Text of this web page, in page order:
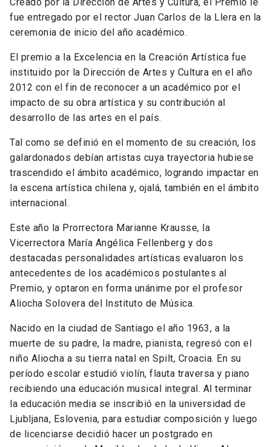
fue entregado por el rector Juan Carlos de la Llera en la
ceremonia de inicio del año académico.
El premio a la Excelencia en la Creación Artística fue
instituido por la Dirección de Artes y Cultura en el año
2012 con el fin de reconocer a un académico por el
impacto de su obra artística y su contribución al
desarrollo de las artes en el país.
Tal como se definió en el momento de su creación, los
galardonados debían artistas cuya trayectoria hubiese
trascendido el ámbito académico, logrando impactar en
la escena artística chilena y, ojalá, también en el ámbito
internacional.
Este año la Prorrectora Marianne Krausse, la
Vicerrectora María Angélica Fellenberg y dos
destacadas personalidades artísticas evaluaron los
antecedentes de los académicos postulantes al
Premio, y optaron en forma unánime por el profesor
Aliocha Solovera del Instituto de Música.
Nacido en la ciudad de Santiago el año 1963, a la
muerte de su padre, la madre, pianista, regresó con el
niño Aliocha a su tierra natal en Spilt, Croacia. En su
período escolar estudió violín, flauta traversa y piano
recibiendo una educación musical integral. Al terminar
la educación media se inscribió en la universidad de
Ljubljana, Eslovenia, para estudiar composición y luego
de licenciarse decidió hacer un postgrado en